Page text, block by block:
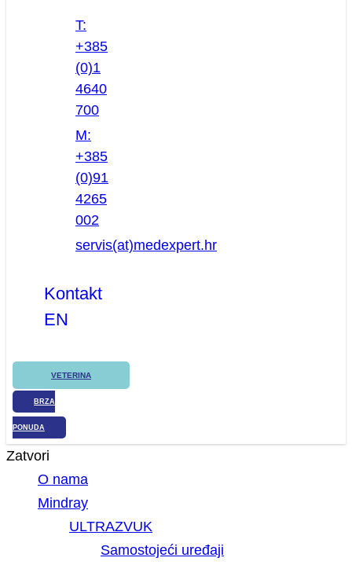
T:
+385
(0)1
4640
700
M:
+385
(0)91
4265
002
servis(at)medexpert.hr
Kontakt
EN
VETERINA
BRZA
PONUDA
Zatvori
O nama
Mindray
ULTRAZVUK
Samostojeći uređaji